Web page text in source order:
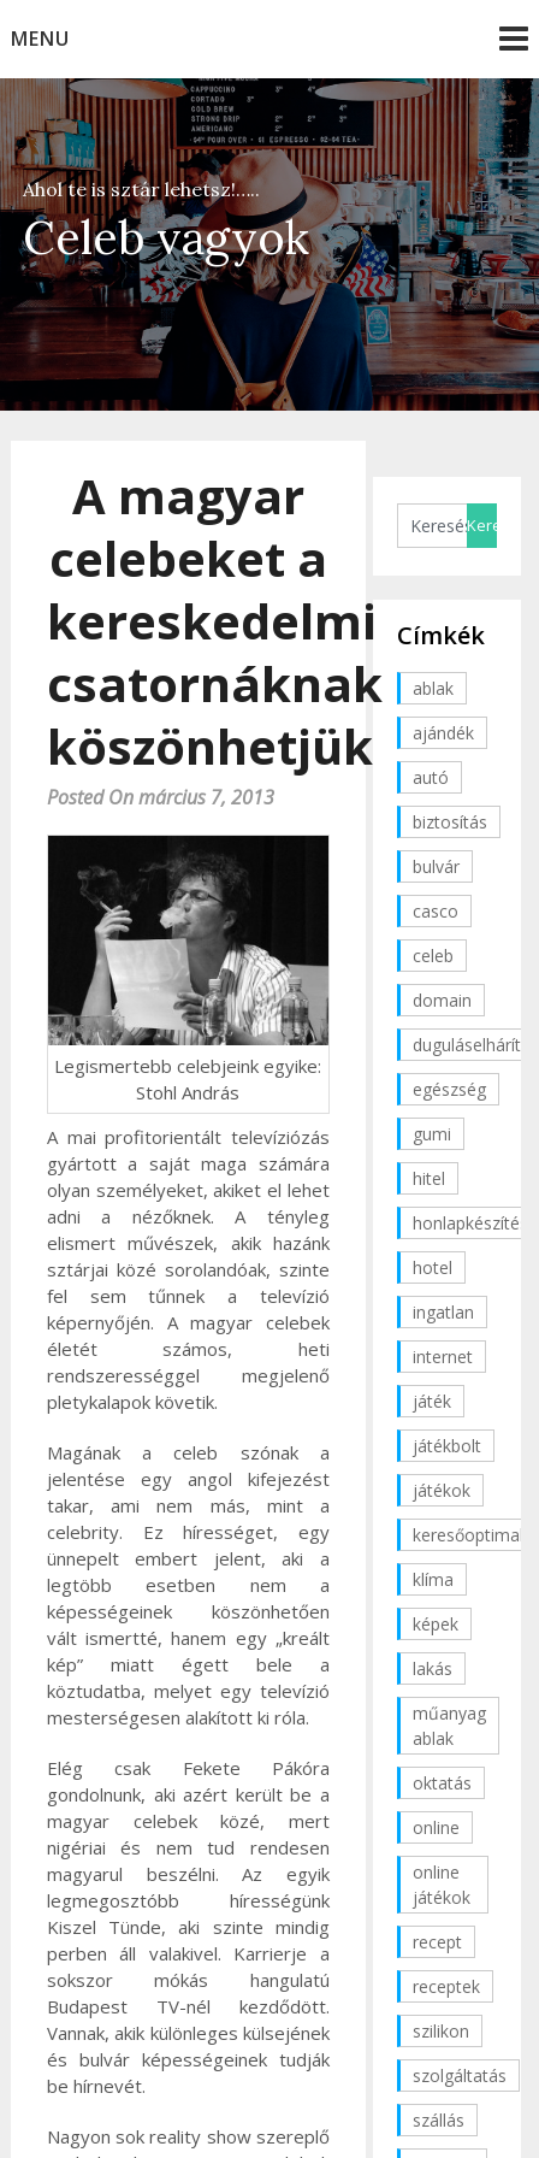
toMENU
Celeb vagyok
Ahol te is sztár lehetsz!…..
A magyar
celebeket a
kereskedelmi
csatornáknak
köszönhetjük
Posted On március 7, 2013
Legismertebb celebjeink egyike:
Stohl András
A mai profitorientált televíziózás
gyártott a saját maga számára
olyan személyeket, akiket el lehet
adni a nézőknek. A tényleg
elismert művészek, akik hazánk
sztárjai közé sorolandóak, szinte
fel sem tűnnek a televízió
képernyőjén. A magyar celebek
életét számos, heti
rendszerességgel megjelenő
pletykalapok követik.
Magának a celeb szónak a
jelentése egy angol kifejezést
takar, ami nem más, mint a
celebrity. Ez hírességet, egy
ünnepelt embert jelent, aki a
legtöbb esetben nem a
képességeinek köszönhetően
vált ismertté, hanem egy „kreált
kép” miatt égett bele a
köztudatba, melyet egy televízió
mesterségesen alakított ki róla.
Elég csak Fekete Pákóra
gondolnunk, aki azért került be a
magyar celebek közé, mert
nigériai és nem tud rendesen
magyarul beszélni. Az egyik
legmegosztóbb hírességünk
Kiszel Tünde, aki szinte mindig
perben áll valakivel. Karrierje a
sokszor mókás hangulatú
Budapest TV-nél kezdődött.
Vannak, akik különleges külsejének
és bulvár képességeinek tudják
be hírnevét.
Nagyon sok reality show szereplő
Címkék
ablak
ajándék
autó
biztosítás
bulvár
casco
celeb
domain
duguláselhárítás
egészség
gumi
hitel
honlapkészítés
hotel
ingatlan
internet
játék
játékbolt
játékok
klíma
képek
lakás
műanyag
ablak
oktatás
online
online
játékok
recept
receptek
szilikon
szolgáltatás
szállás